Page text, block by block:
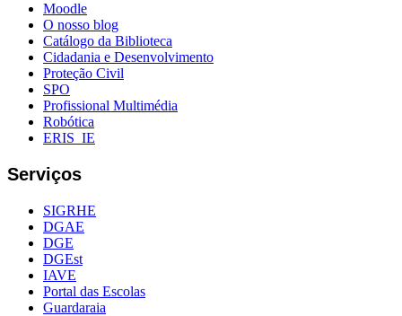
Moodle
O nosso blog
Catálogo da Biblioteca
Cidadania e Desenvolvimento
Proteção Civil
SPO
Profissional Multimédia
Robótica
ERIS_IE
Serviços
SIGRHE
DGAE
DGE
DGEst
IAVE
Portal das Escolas
Guardaraia